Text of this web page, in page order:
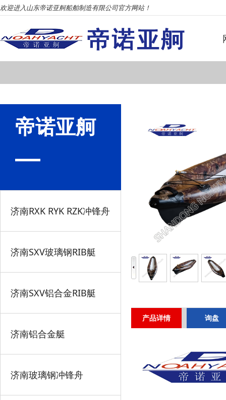
欢迎进入山东帝诺亚舸船舶制造有限公司官方网站！
帝诺亚舸
济南RXK RYK RZK冲锋舟
济南SXV玻璃钢RIB艇
济南SXV铝合金RIB艇
济南铝合金艇
济南玻璃钢冲锋舟
产品详情 询盘